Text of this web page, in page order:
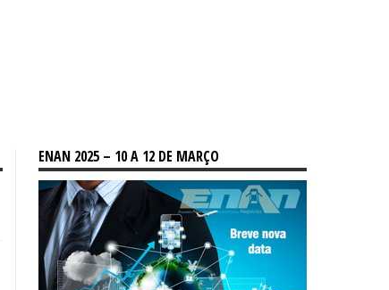
ENAN 2025 – 10 A 12 DE MARÇO